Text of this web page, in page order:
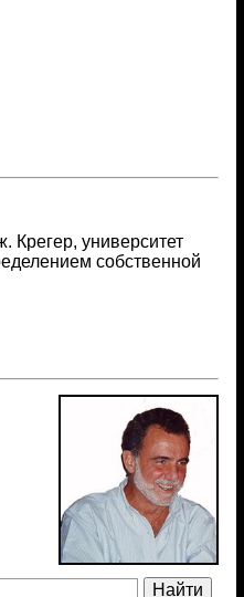
Крегер, университет
собственной